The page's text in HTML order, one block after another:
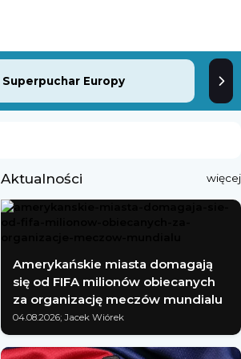
Superpuchar Europy
Aktualności więcej
Amerykańskie miasta domagają
się od FIFA milionów obiecanych
za organizację meczów mundialu
04.08.2026; Jacek Wiórek